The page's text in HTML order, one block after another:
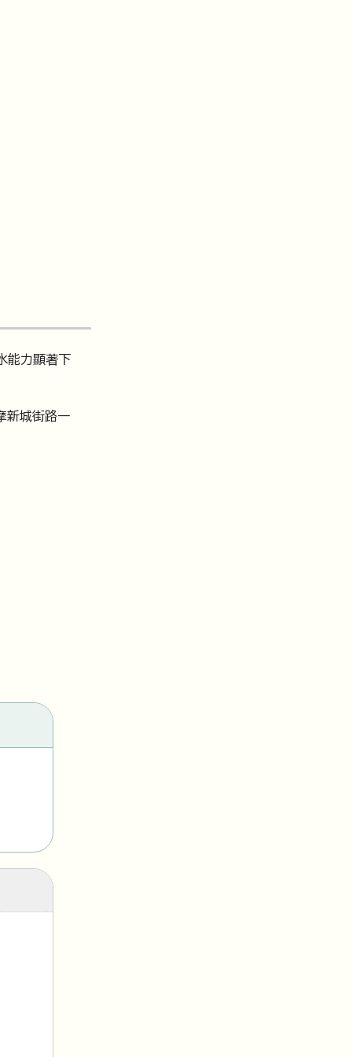
能力顯著下
新城街路一